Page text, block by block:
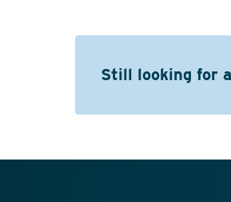
Still looking for